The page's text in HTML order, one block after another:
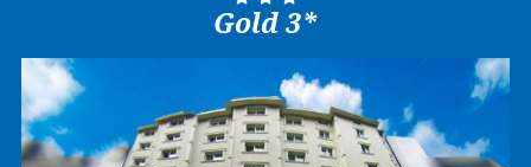
Документи
ПОСЛЕДВАЙТЕ НИ
Gold 3*